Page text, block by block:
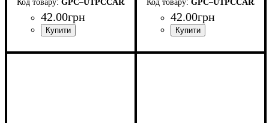
GPC–UTPCCARJ45–0.5B
42.00грн 42.00грн